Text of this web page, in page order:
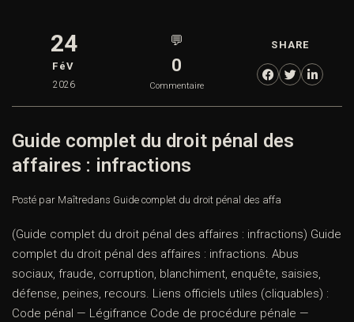
24
FéV
2026
💬
0
Commentaire
SHARE
Guide complet du droit pénal des
affaires : infractions
Posté par Maîtredans Guide complet du droit pénal des affa
(Guide complet du droit pénal des affaires : infractions) Guide
complet du droit pénal des affaires : infractions. Abus
sociaux, fraude, corruption, blanchiment, enquête, saisies,
défense, peines, recours. Liens officiels utiles (cliquables) :
Code pénal — Légifrance Code de procédure pénale —